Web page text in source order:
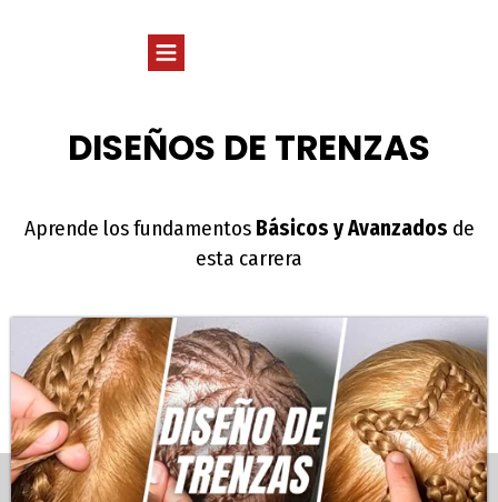
DISEÑOS DE TRENZAS
Aprende los fundamentos Básicos y Avanzados de
esta carrera